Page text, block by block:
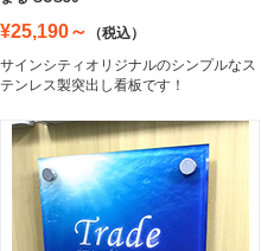
¥25,190～
（税込）
サインシティオリジナルのシンプルなス
テンレス製突出し看板です！